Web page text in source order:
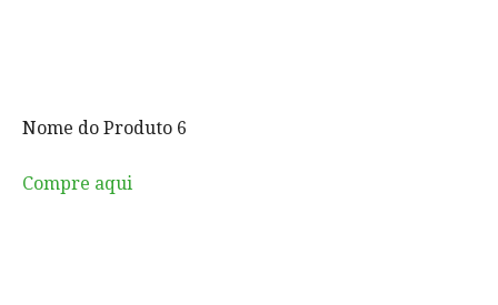
Nome do Produto 6
Compre aqui